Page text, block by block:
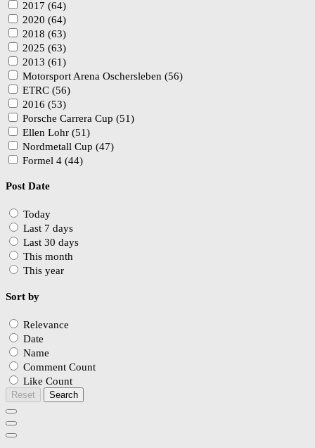
2017 (64)
2020 (64)
2018 (63)
2025 (63)
2013 (61)
Motorsport Arena Oschersleben (56)
ETRC (56)
2016 (53)
Porsche Carrera Cup (51)
Ellen Lohr (51)
Nordmetall Cup (47)
Formel 4 (44)
Post Date
Today
Last 7 days
Last 30 days
This month
This year
Sort by
Relevance
Date
Name
Comment Count
Like Count
Reset Search